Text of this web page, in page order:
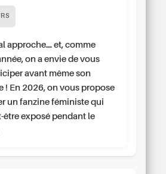
approche… et, comme
on a envie de vous
avant même son
! En 2026, on vous propose
un fanzine féministe qui
être exposé pendant le